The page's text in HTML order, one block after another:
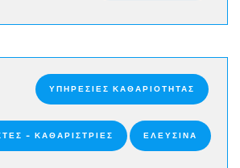
ΥΠΗΡΕΣΊΕΣ ΚΑΘΑΡΙΌΤΗΤΑΣ
- ΚΑΘΑΡΊΣΤΡΙΕΣ ΕΛΕΥΣΙΝΑ